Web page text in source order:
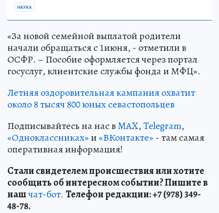
НАУКА
«За новой семейной выплатой родители
начали обращаться с 1июня, - отметили в
ОСФР. – Пособие оформляется через портал
госуслуг, клиентские службы фонда и МФЦ».
Летняя оздоровительная кампания охватит
около 8 тысяч 800 юных севастопольцев
Подписывайтесь на нас вMAX,Telegram,
«Одноклассниках»и«ВКонтакте» - там самая
оперативная информация!
Стали свидетелем происшествия или хотите
сообщить об интересном событии? Пишите в
нашчат-бот. Телефон редакции: +7 (978) 349-
48-78.